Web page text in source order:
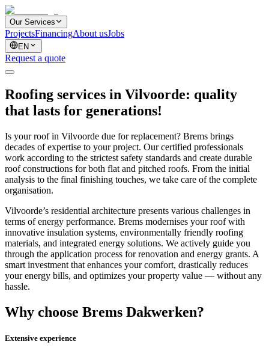
Our Services
ProjectsFinancingAbout usJobs
EN
Request a quote
Roofing services in Vilvoorde: quality
that lasts for generations!
Is your roof in Vilvoorde due for replacement? Brems brings
decades of expertise to your project. Our certified professionals
work according to the strictest safety standards and create durable
roof constructions for both flat and pitched roofs. From the initial
analysis to the final finishing touches, we take care of the complete
organisation.
Vilvoorde’s residential architecture presents various challenges in
terms of energy performance. Brems modernises your roof with
innovative insulation systems, environmentally friendly roofing
materials, and integrated energy solutions. We actively guide you
through the application process for renovation and energy grants. A
smart investment that enhances your comfort, drastically reduces
your energy bills, and optimizes your property value — without any
hassle.
Why choose Brems Dakwerken?
Extensive experience